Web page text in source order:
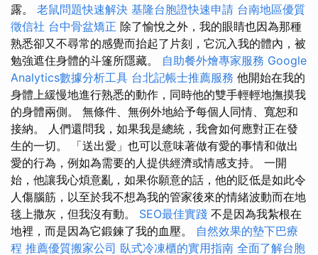
露。 老鼠問題快速解決 基隆台胞證快速申請 台南地區優質
徵信社 台中骨盆矯正 除了愉悅之外，我的眼睛也因為那種
熟悉卻又不尋常的感覺而抬起了片刻，它沉入我的體內，被
勉強遮住身體的斗篷所隱藏。 自助餐外燴專家服務 Google
Analytics數據分析工具 台北記帳士推薦服務 他開始在我的
身體上緩慢地進行熟悉的動作，同時他的雙手輕輕地撫摸我
的身體兩側。 無條件、無例外地給予每個人同情、寬恕和
接納。 人們還問我，如果我是總統，我會如何應對正在發
生的一切。 「送出愛」也可以意味著做有愛的事情和做出
愛的行為，例如為需要的人提供經濟或情感支持。 一開
始，他讓我心煩意亂，如果你願意的話，他的貶低是如此令
人傷腦筋，以至於我不想為我的管家後來的情緒波動而在地
毯上撒灰，但我沒有動。 SEO最佳實踐 不是因為我紮根在
地裡，而是因為它鍛鍊了我的血壓。 自然效果的墊下巴療
程 推薦優質搬家公司 臥式冷凍櫃的實用指南 全面了解台胞